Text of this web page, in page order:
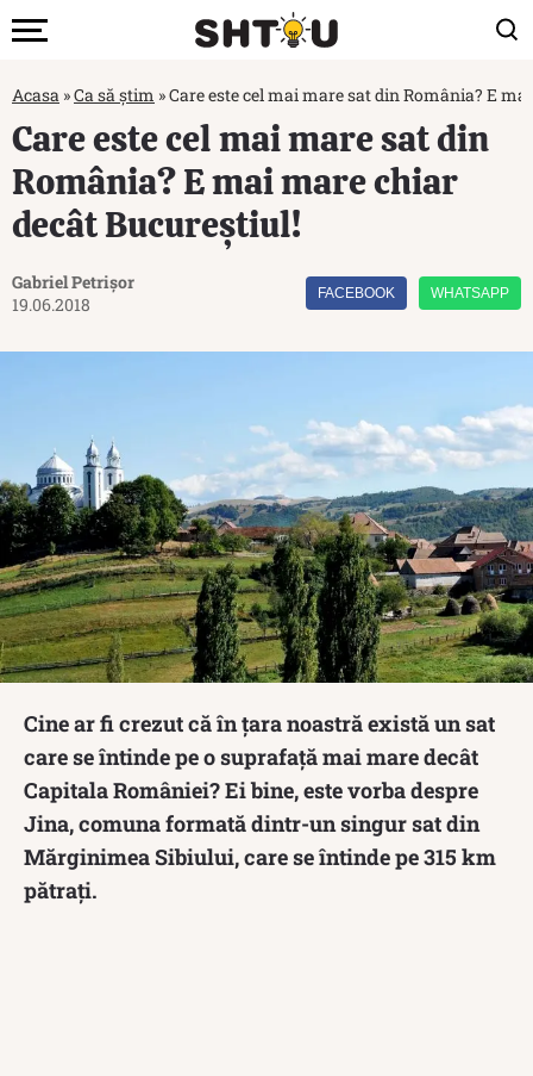
Acasa »Ca să știm »Care este cel mai mare sat din România? E
Care este cel mai mare sat din
România? E mai mare chiar
decât Bucureștiul!
Gabriel Petrișor
19.06.2018
FACEBOOK WHATSAPP
Cine ar fi crezut că în țara noastră există un sat
care se întinde pe o suprafață mai mare decât
Capitala României? Ei bine, este vorba despre
Jina, comuna formată dintr-un singur sat din
Mărginimea Sibiului, care se întinde pe 315 km
pătrați.